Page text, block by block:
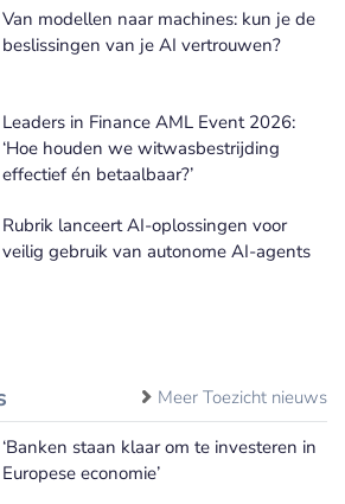
Meer Evenementen nieuws
Van modellen naar machines: kun je de
beslissingen van je AI vertrouwen?
Leaders in Finance AML Event 2026:
‘Hoe houden we witwasbestrijding
effectief én betaalbaar?’
Rubrik lanceert AI-oplossingen voor
veilig gebruik van autonome AI-agents
Meer Toezicht nieuws
‘Banken staan klaar om te investeren in
Europese economie’